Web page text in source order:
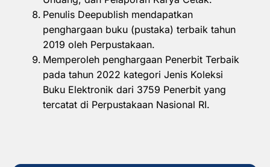
Penulis Deepublish mendapatkan
penghargaan buku (pustaka) terbaik tahun
2019 oleh Perpustakaan.
Memperoleh penghargaan Penerbit Terbaik
pada tahun 2022 kategori Jenis Koleksi
Buku Elektronik dari 3759 Penerbit yang
tercatat di Perpustakaan Nasional RI.